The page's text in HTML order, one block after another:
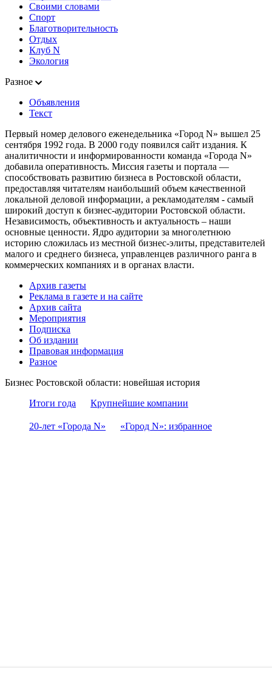
Своими словами
Спорт
Благотворительность
Отдых
Клуб N
Экология
Разное
Объявления
Текст
Первый номер делового еженедельника «Город N» вышел 25
сентября 1992 года. В 2000 году появился сайт издания. К
аналитичности и информированности команда «Города N»
добавила оперативность. Миссия газеты и портала —
способствовать развитию бизнеса в Ростовской области,
предоставляя читателям наибольший объем качественной
локальной деловой информации, а рекламодателям - самый
широкий доступ к бизнес-аудитории Ростовской области.
Независимость, объективность и актуальность – наши
основные ценности. Ядро аудитории за многолетнюю
историю сложилась из местной бизнес-элиты, представителей
малого и среднего бизнеса, управленцев различного ранга в
коммерческих компаниях и в органах власти.
Архив газеты
Реклама в газете и на сайте
Архив сайта
Мероприятия
Подписка
Об издании
Правовая информация
Разное
Бизнес Ростовской области: новейшая история
Итоги года
Крупнейшие компании
20-лет «Города N» «Город N»: избранное